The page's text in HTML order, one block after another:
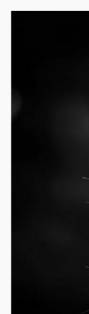
Перейти